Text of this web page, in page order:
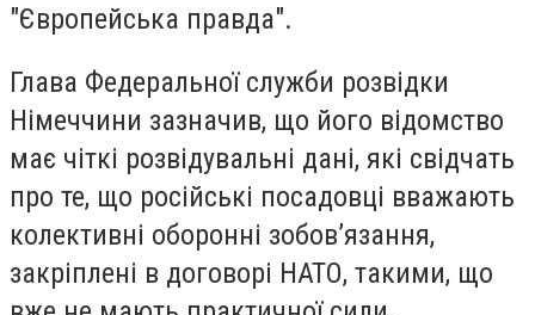
"Європейська правда".
Глава Федеральної служби розвідки
Німеччини зазначив, що його відомство
має чіткі розвідувальні дані, які свідчать
про те, що російські посадовці вважають
колективні оборонні зобов’язання,
закріплені в договорі НАТО, такими, що